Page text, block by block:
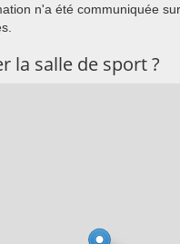
n'a été communiquée
la salle de sport ?